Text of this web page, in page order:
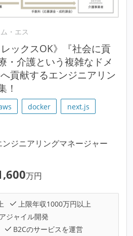
・エス
ックスOK》『社会に貢
・介護という複雑なドメ
貢献するエンジニアリン
！
docker
next.js
ンジニアリングマネージャー
万円
上限年収1000万円以上
アジャイル開発
B2Cのサービスを運営